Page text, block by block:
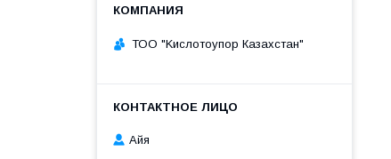
ТОО "Kислoтoупoр Казахстaн"
Айя